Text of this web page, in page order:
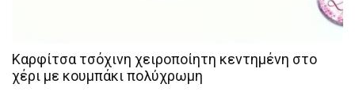
Καρφίτσα τσόχινη χειροποίητη κεντημένη στο
χέρι με κουμπάκι πολύχρωμη